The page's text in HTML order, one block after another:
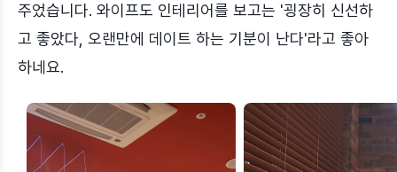
주었습니다. 와이프도 인테리어를 보고는 '굉장히 신선하
고 좋았다, 오랜만에 데이트 하는 기분이 난다'라고 좋아
하네요.